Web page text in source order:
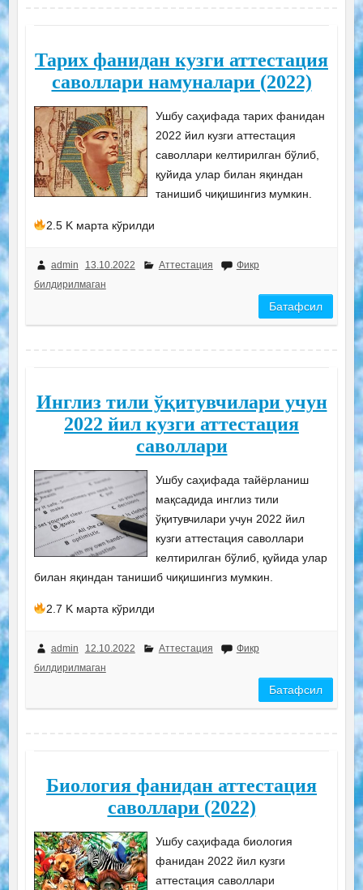
Тарих фанидан кузги аттестация
саволлари намуналари (2022)
Ушбу саҳифада тарих фанидан
2022 йил кузги аттестация
саволлари келтирилган бўлиб,
қуйида улар билан яқиндан
танишиб чиқишингиз мумкин.
2.5 K марта кўрилди
admin 13.10.2022 Аттестация
Фикр
билдирилмаган
Батафсил
Инглиз тили ўқитувчилари учун
2022 йил кузги аттестация
саволлари
Ушбу саҳифада тайёрланиш
мақсадида инглиз тили
ўқитувчилари учун 2022 йил
кузги аттестация саволлари
келтирилган бўлиб, қуйида улар
билан яқиндан танишиб чиқишингиз мумкин.
2.7 K марта кўрилди
admin 12.10.2022 Аттестация
Фикр
билдирилмаган
Батафсил
Биология фанидан аттестация
саволлари (2022)
Ушбу саҳифада биология
фанидан 2022 йил кузги
аттестация саволлари